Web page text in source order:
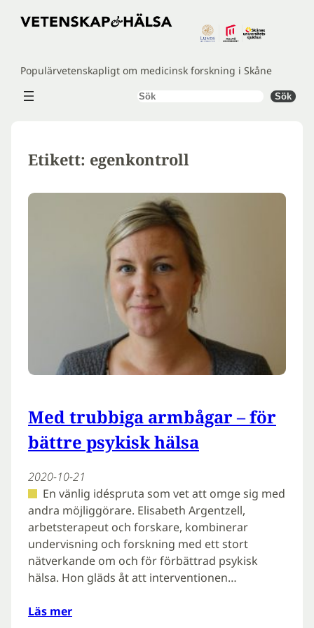
Hoppa
Populärvetenskapligt om medicinsk forskning i Skåne
Sök Sök
Etikett: egenkontroll
Med trubbiga armbågar – för
bättre psykisk hälsa
2020-10-21
En vänlig idéspruta som vet att omge sig med
andra möjliggörare. Elisabeth Argentzell,
arbetsterapeut och forskare, kombinerar
undervisning och forskning med ett stort
nätverkande om och för förbättrad psykisk
hälsa. Hon gläds åt att interventionen…
Läs mer